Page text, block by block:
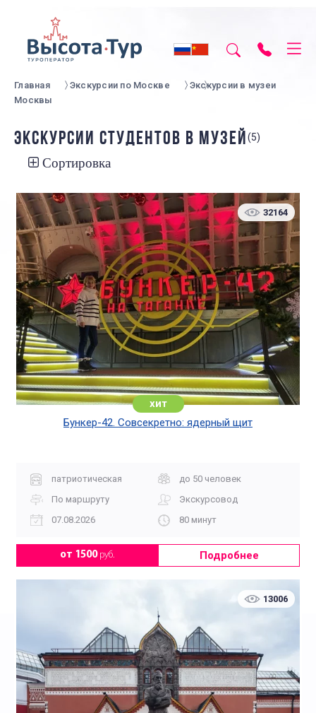
Главная Экскурсии по Москве
Экскурсии в музеи
Москвы
ЭКСКУРСИИ СТУДЕНТОВ В МУЗЕЙ(5)
Сортировка
32164
хит
Бункер-42. Совсекретно: ядерный щит
патриотическая
до 50 человек
По маршруту
Экскурсовод
07.08.2026
80 минут
от 1500руб. Подробнее
13006